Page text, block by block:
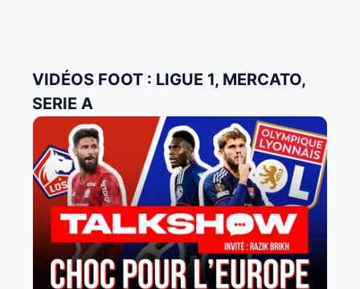
VIDÉOS FOOT : LIGUE 1, MERCATO,
SERIE A